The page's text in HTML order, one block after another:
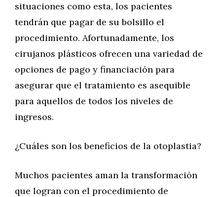
situaciones como esta, los pacientes
tendrán que pagar de su bolsillo el
procedimiento. Afortunadamente, los
cirujanos plásticos ofrecen una variedad de
opciones de pago y financiación para
asegurar que el tratamiento es asequible
para aquellos de todos los niveles de
ingresos.
¿Cuáles son los beneficios de la otoplastia?
Muchos pacientes aman la transformación
que logran con el procedimiento de